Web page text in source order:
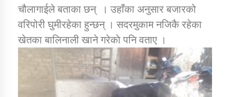
तातोपानी गाउँपालिकाको न्यायिक समिति सम्बन्धी सन्देश
तातोपानी गाउँपालिका जुम्लाको महिला तथा लैङ्गिक हिंसा
तातोपानी गाउँपालिका जुम्लाको महिनावारी सम्बन्धिकाे
चौलागाईले बताका छन् । उहाँका अनुसार बजारको
वरिपोरी घुमीरहेका हुन्छन् । सदरमुकाम नजिकै रहेका
खेतका बालिनाली खाने गरेकाे पनि वताए ।